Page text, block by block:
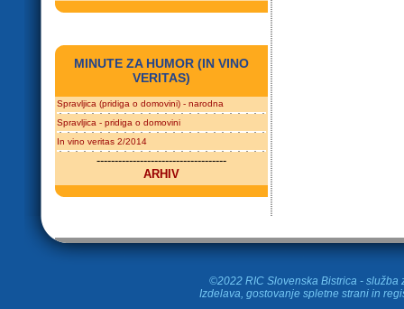
MINUTE ZA HUMOR (IN VINO
VERITAS)
Spravljica (pridiga o domovini) - narodna
Spravljica - pridiga o domovini
In vino veritas 2/2014
------------------------------------
ARHIV
©2022 RIC Slovenska Bistrica - služba
Izdelava, gostovanje spletne strani in